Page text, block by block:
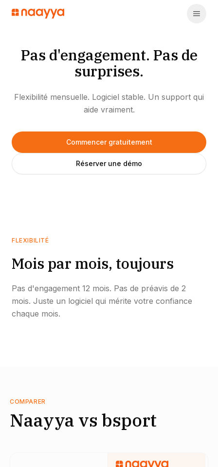
Pas d'engagement. Pas de
surprises.
Flexibilité mensuelle. Logiciel stable. Un support qui
aide vraiment.
Commencer gratuitement
Réserver une démo
FLEXIBILITÉ
Mois par mois, toujours
Pas d'engagement 12 mois. Pas de préavis de 2
mois. Juste un logiciel qui mérite votre confiance
chaque mois.
COMPARER
Naayya vs bsport